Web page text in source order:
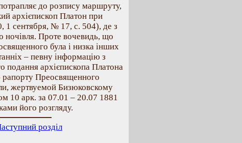
до розпису маршруту,
архієпископ Платон при
1 сентября, № 17, с. 504), де з
ночівля. Проте вочевидь, що
була і низка інших
– певну інформацію з
подання архієпископа Платона
рапорту Преосвященного
жертвуемой Бизюковскому
10 арк. за 07.01 – 20.07 1881
його розгляду.
розділ